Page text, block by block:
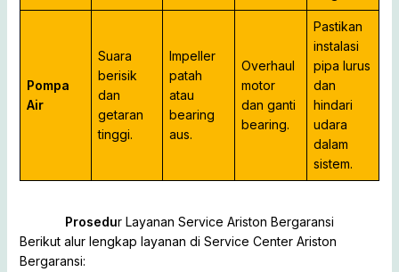
Pompa
Air
Suara
berisik
dan
getaran
tinggi.
Impeller
patah
atau
bearing
aus.
Overhaul
motor
dan ganti
bearing.
Pastikan
instalasi
pipa lurus
dan
hindari
udara
dalam
sistem.
Prosedur Layanan Service Ariston Bergaransi
Berikut alur lengkap layanan di Service Center Ariston
Bergaransi: